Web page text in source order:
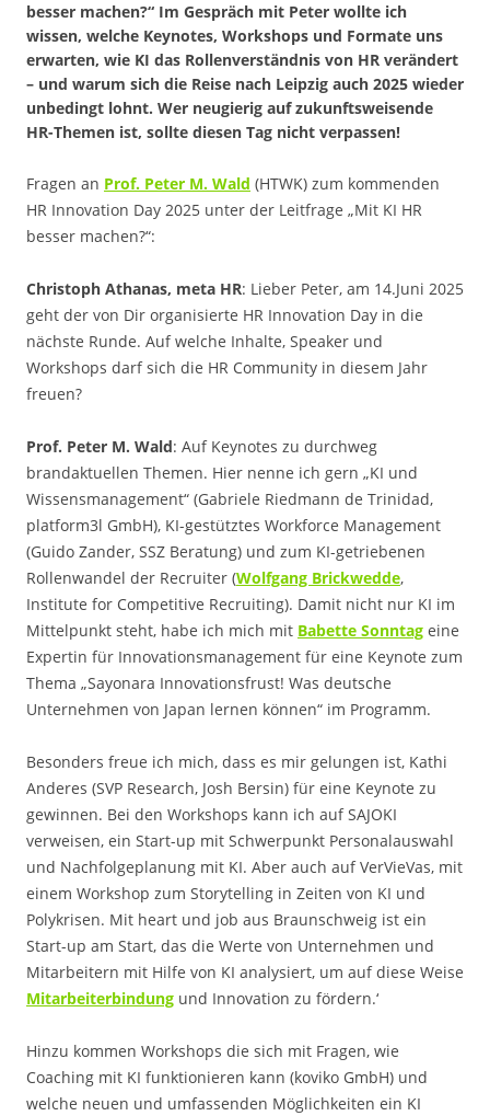
besser machen?“ Im Gespräch mit Peter wollte ich
wissen, welche Keynotes, Workshops und Formate uns
erwarten, wie KI das Rollenverständnis von HR verändert
– und warum sich die Reise nach Leipzig auch 2025 wieder
unbedingt lohnt. Wer neugierig auf zukunftsweisende
HR-Themen ist, sollte diesen Tag nicht verpassen!
Fragen an Prof. Peter M. Wald (HTWK) zum kommenden
HR Innovation Day 2025 unter der Leitfrage „Mit KI HR
besser machen?“:
Christoph Athanas, meta HR: Lieber Peter, am 14.Juni 2025
geht der von Dir organisierte HR Innovation Day in die
nächste Runde. Auf welche Inhalte, Speaker und
Workshops darf sich die HR Community in diesem Jahr
freuen?
Prof. Peter M. Wald: Auf Keynotes zu durchweg
brandaktuellen Themen. Hier nenne ich gern „KI und
Wissensmanagement“ (Gabriele Riedmann de Trinidad,
platform3l GmbH), KI-gestütztes Workforce Management
(Guido Zander, SSZ Beratung) und zum KI-getriebenen
Rollenwandel der Recruiter (Wolfgang Brickwedde,
Institute for Competitive Recruiting). Damit nicht nur KI im
Mittelpunkt steht, habe ich mich mit Babette Sonntag eine
Expertin für Innovationsmanagement für eine Keynote zum
Thema „Sayonara Innovationsfrust! Was deutsche
Unternehmen von Japan lernen können“ im Programm.
Besonders freue ich mich, dass es mir gelungen ist, Kathi
Anderes (SVP Research, Josh Bersin) für eine Keynote zu
gewinnen. Bei den Workshops kann ich auf SAJOKI
verweisen, ein Start-up mit Schwerpunkt Personalauswahl
und Nachfolgeplanung mit KI. Aber auch auf VerVieVas, mit
einem Workshop zum Storytelling in Zeiten von KI und
Polykrisen. Mit heart und job aus Braunschweig ist ein
Start-up am Start, das die Werte von Unternehmen und
Mitarbeitern mit Hilfe von KI analysiert, um auf diese Weise
Mitarbeiterbindung und Innovation zu fördern.‘
Hinzu kommen Workshops die sich mit Fragen, wie
Coaching mit KI funktionieren kann (koviko GmbH) und
welche neuen und umfassenden Möglichkeiten ein KI